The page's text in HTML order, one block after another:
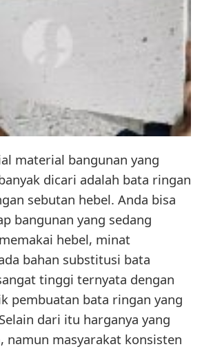
material bangunan yang
dicari adalah bata ringan
sebutan hebel. Anda bisa
bangunan yang sedang
hebel, minat
bahan substitusi bata
tinggi ternyata dengan
pembuatan bata ringan yang
dari itu harganya yang
namun masyarakat konsisten